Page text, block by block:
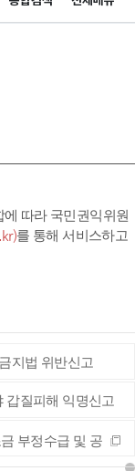
따라 국민권익위원
를 통해 서비스하고
지법 위반신고
갑질피해 익명신고
부정수급 및 공